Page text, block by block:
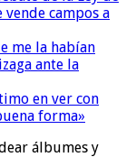
campos a
me la habían
ante la
en ver con
forma»
álbumes y